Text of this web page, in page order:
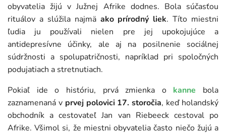
obyvatelia žijú v Južnej Afrike dodnes. Bola súčasťou
rituálov a slúžila najmä ako prírodný liek. Títo miestni
ľudia ju používali nielen pre jej upokojujúce a
antidepresívne účinky, ale aj na posilnenie sociálnej
súdržnosti a spolupatričnosti, napríklad pri spoločných
podujatiach a stretnutiach.
Pokiaľ ide o históriu, prvá zmienka o kanne bola
zaznamenaná v prvej polovici 17. storočia, keď holandský
obchodník a cestovateľ Jan van Riebeeck cestoval po
Afrike. Všimol si, že miestni obyvatelia často niečo žujú a